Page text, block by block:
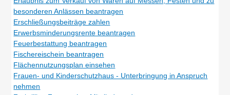
besonderen Anlässen beantragen
Erschließungsbeiträge zahlen
Erwerbsminderungsrente beantragen
Feuerbestattung beantragen
Fischereischein beantragen
Flächennutzungsplan einsehen
Frauen- und Kinderschutzhaus - Unterbringung in Anspruch
nehmen